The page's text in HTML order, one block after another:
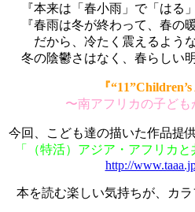
『本来は「春小雨」で「はる
『春雨は冬が終わって、春の
だから、冷たく震えるよう
冬の陰鬱さはなく、春らしい
『
〜南アフリカの子ど
今回、こども達の描いた作品提
「（特活）アジア・アフリカ
http://
本を読む楽しい気持ちが、カ